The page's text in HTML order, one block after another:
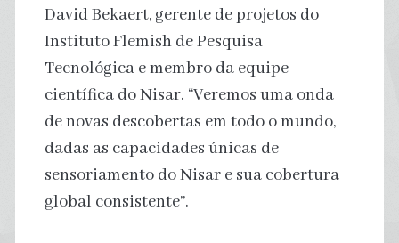
David Bekaert, gerente de projetos do
Instituto Flemish de Pesquisa
Tecnológica e membro da equipe
científica do Nisar. “Veremos uma onda
de novas descobertas em todo o mundo,
dadas as capacidades únicas de
sensoriamento do Nisar e sua cobertura
global consistente”.